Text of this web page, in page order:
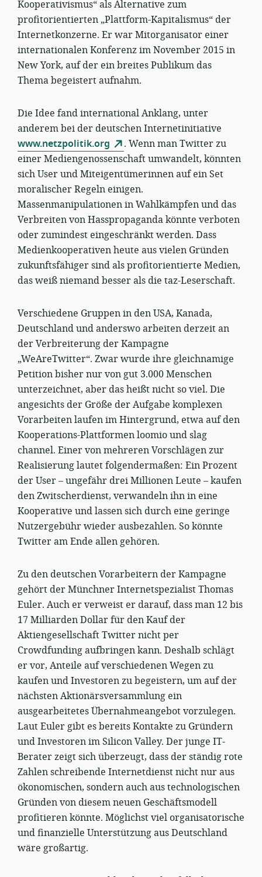
Kooperativismus“ als Alternative zum
profitorientierten „Plattform-Kapitalismus“ der
Internetkonzerne. Er war Mitorganisator einer
internationalen Konferenz im November 2015 in
New York, auf der ein breites Publikum das
Thema begeistert aufnahm.
Die Idee fand international Anklang, unter
anderem bei der deutschen Internetinitiative
www.netzpolitik.org
. Wenn man Twitter zu
einer Mediengenossenschaft umwandelt, könnten
sich User und Miteigentümerinnen auf ein Set
moralischer Regeln einigen.
Massenmanipulationen in Wahlkämpfen und das
Verbreiten von Hasspropaganda könnte verboten
oder zumindest eingeschränkt werden. Dass
Medienkooperativen heute aus vielen Gründen
zukunftsfähiger sind als profitorientierte Medien,
das weiß niemand besser als die taz-Leserschaft.
Verschiedene Gruppen in den USA, Kanada,
Deutschland und anderswo arbeiten derzeit an
der Verbreiterung der Kampagne
„WeAreTwitter“. Zwar wurde ihre gleichnamige
Petition bisher nur von gut 3.000 Menschen
unterzeichnet, aber das heißt nicht so viel. Die
angesichts der Größe der Aufgabe komplexen
Vorarbeiten laufen im Hintergrund, etwa auf den
Kooperations-Plattformen loomio und slag
channel. Einer von mehreren Vorschlägen zur
Realisierung lautet folgendermaßen: Ein Prozent
der User – ungefähr drei Millionen Leute – kaufen
den Zwitscherdienst, verwandeln ihn in eine
Kooperative und lassen sich durch eine geringe
Nutzergebühr wieder ausbezahlen. So könnte
Twitter am Ende allen gehören.
Zu den deutschen Vorarbeitern der Kampagne
gehört der Münchner Internetspezialist Thomas
Euler. Auch er verweist er darauf, dass man 12 bis
17 Milliarden Dollar für den Kauf der
Aktiengesellschaft Twitter nicht per
Crowdfunding aufbringen kann. Deshalb schlägt
er vor, Anteile auf verschiedenen Wegen zu
kaufen und Investoren zu begeistern, um auf der
nächsten Aktionärsversammlung ein
ausgearbeitetes Übernahmeangebot vorzulegen.
Laut Euler gibt es bereits Kontakte zu Gründern
und Investoren im Silicon Valley. Der junge IT-
Berater zeigt sich überzeugt, dass der ständig rote
Zahlen schreibende Internetdienst nicht nur aus
ökonomischen, sondern auch aus technologischen
Gründen von diesem neuen Geschäftsmodell
profitieren könnte. Möglichst viel organisatorische
und finanzielle Unterstützung aus Deutschland
wäre großartig.